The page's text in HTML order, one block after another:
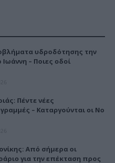
υδροδότησης την
Ιωάννη – Ποιες οδοί
Πέντε νέες
– Καταργούνται οι Νο
Από σήμερα οι
για την επέκταση προς